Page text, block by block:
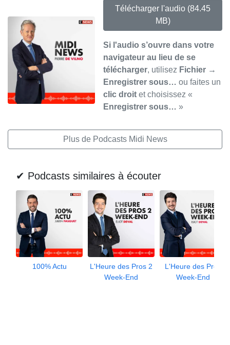
Télécharger l'audio (84.45
MB)
Si l'audio s’ouvre dans votre
navigateur au lieu de se
télécharger, utilisez Fichier →
Enregistrer sous… ou faites un
clic droit et choisissez «
Enregistrer sous… »
Plus de Podcasts Midi News
✔ Podcasts similaires à écouter
100% Actu
L'Heure des Pros 2
Week-End
L'Heure des Pros
Week-End